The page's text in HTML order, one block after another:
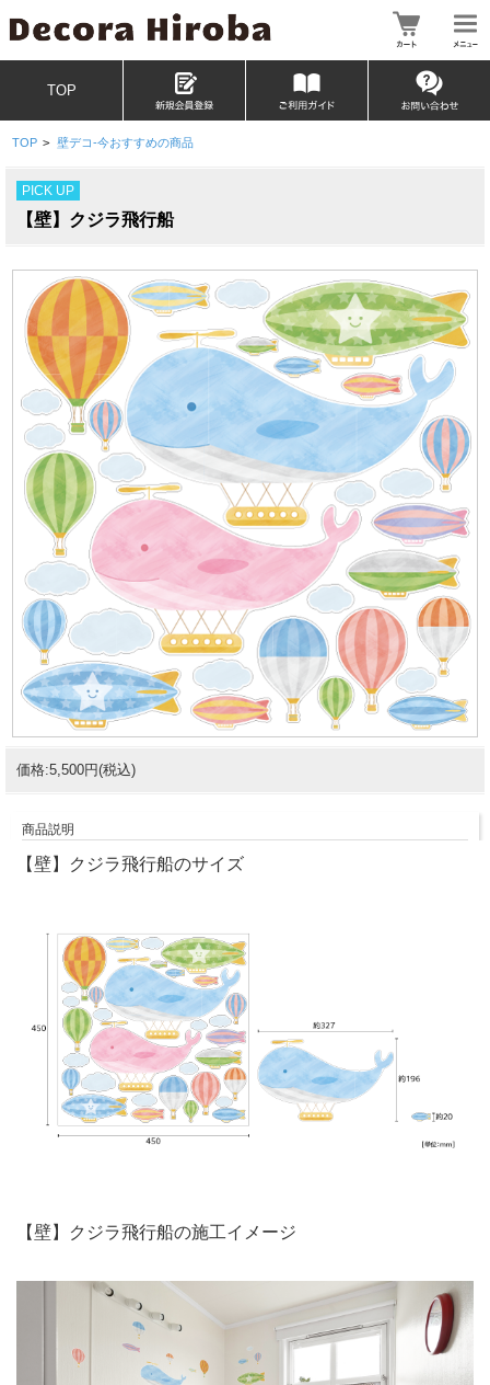
TOP
TOP > 壁デコ-今おすすめの商品
PICK UP
【壁】クジラ飛行船
価格:5,500円(税込)
商品説明
【壁】クジラ飛行船のサイズ
【壁】クジラ飛行船の施工イメージ